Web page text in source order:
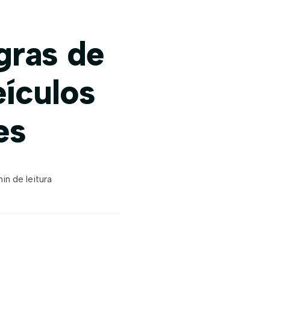
de
de leitura